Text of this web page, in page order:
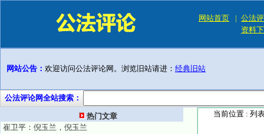
网站首页 | 公法
资料
网站公告： 欢迎访问公法评论网。浏览旧站请进： 经典旧站
公法评论网全站搜索：
热门文章
崔卫平：倪玉兰，倪玉兰
当前位置 : 列